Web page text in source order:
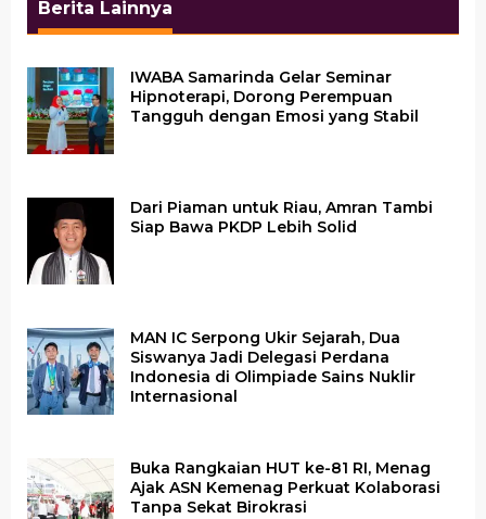
Berita Lainnya
IWABA Samarinda Gelar Seminar
Hipnoterapi, Dorong Perempuan
Tangguh dengan Emosi yang Stabil
Dari Piaman untuk Riau, Amran Tambi
Siap Bawa PKDP Lebih Solid
MAN IC Serpong Ukir Sejarah, Dua
Siswanya Jadi Delegasi Perdana
Indonesia di Olimpiade Sains Nuklir
Internasional
Buka Rangkaian HUT ke-81 RI, Menag
Ajak ASN Kemenag Perkuat Kolaborasi
Tanpa Sekat Birokrasi